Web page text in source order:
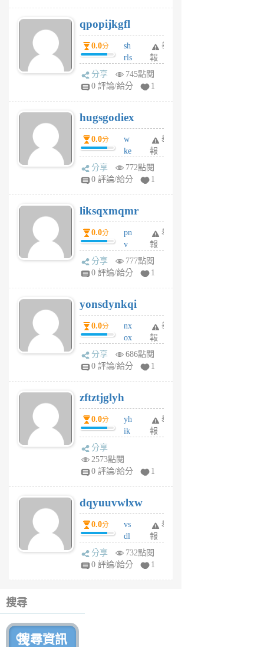
6
個
月
前
qpopijkgfl
0.0分
sh
rls
k
m
6
個
月
前
舉
報
分享
745點閱
0 評論/給分
1
hugsgodiex
0.0分
w
ke
rv
pj
6
個
月
前
舉
報
分享
772點閱
0 評論/給分
1
liksqxmqmr
0.0分
pn
v
wt
sv
6
個
月
前
舉
報
分享
777點閱
0 評論/給分
1
yonsdynkqi
0.0分
nx
ox
rh
pe
月
前
舉
報
分享
686點閱
0 評論/給分
1
zftztjglyh
0.0分
yh
ik
tu
6
個
月
前
舉
報
分享
2573點閱
0 評論/給分
1
dqyuuvwlxw
0.0分
vs
dl
sq
fy
舉
報
分享
732點閱
0 評論/給分
1
搜尋